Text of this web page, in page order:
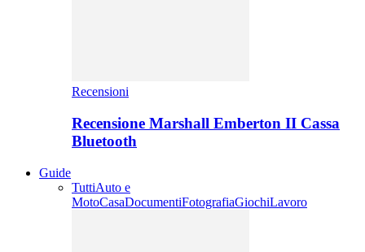
Recensioni
Recensione Marshall Emberton II Cassa
Bluetooth
Guide
TuttiAuto e
MotoCasaDocumentiFotografiaGiochiLavoro